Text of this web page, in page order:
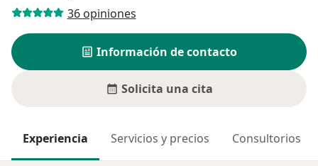
36 opiniones
Información de contacto
Solicita una cita
Experiencia Servicios y precios Consultorios